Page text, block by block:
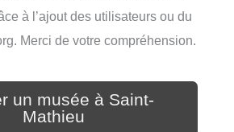
à l’ajout des utilisateurs ou du
Merci de votre compréhension.
un musée à Saint-
Mathieu